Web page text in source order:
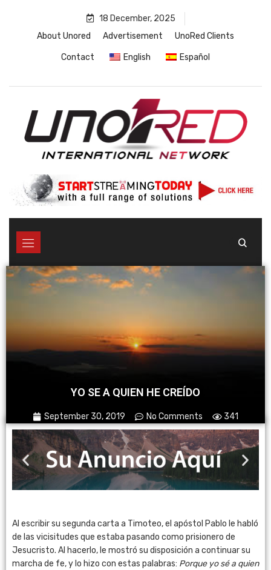
18 December, 2025
About Unored
Advertisement UnoRed Clients
Contact English Español
YO SE A QUIEN HE CREÍDO
September 30, 2019 No Comments 341
Al escribir su segunda carta a Timoteo, el apóstol Pablo le habló
de las vicisitudes que estaba pasando como prisionero de
Jesucristo. Al hacerlo, le mostró su disposición a continuar su
marcha de fe, y lo hizo con estas palabras: Porque yo sé a quien